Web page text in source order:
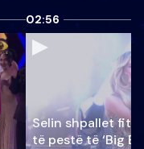
02:56
Selin shpallet
të pestë të ‘Big